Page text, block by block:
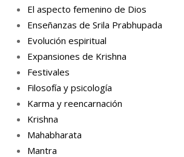
El aspecto femenino de Dios
Enseñanzas de Srila Prabhupada
Evolución espiritual
Expansiones de Krishna
Festivales
Filosofía y psicología
Karma y reencarnación
Krishna
Mahabharata
Mantra